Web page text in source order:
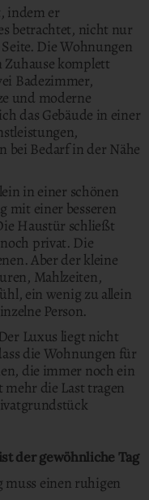
indem er
betrachtet, nicht nur
Die Wohnungen
Zuhause komplett
Badezimmer,
und moderne
das Gebäude in einer
bei Bedarf in der Nähe
in einer schönen
mit einer besseren
Haustür schließt
privat. Die
Aber der kleine
Mahlzeiten,
ein wenig zu allein
Person.
Luxus liegt nicht
die Wohnungen für
die immer noch ein
die Last tragen
der gewöhnliche Tag
muss einen ruhigen